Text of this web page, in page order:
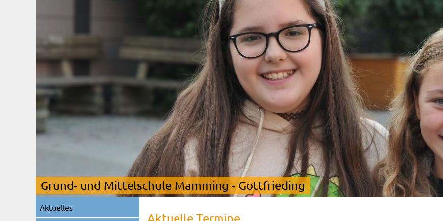
Grund- und Mittelschule Mamming - Gottfrieding
Aktuelle Termine
Navigation
überspringen
Aktuelles